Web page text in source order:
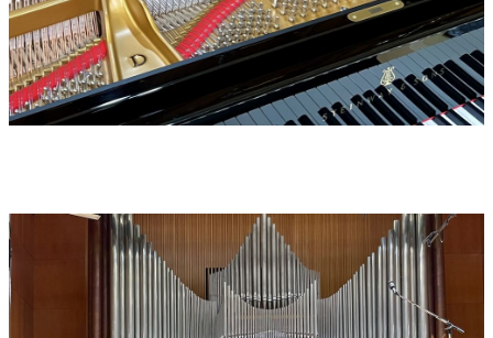
2025
CD-Titel:
MOVIE THEMES MADE IN GERMANY. WORKS BY ENJOTT
SCHNEIDER
Produced by Enjott Schneider - Executive Producer: Hubert Haas
Recorded:3.-7. February 2025 im Sendesaal des WDR Funkhaus
Köln
Eine Produktion des Westdeutschen Rundfunks WDR 2025
Auf ausgewählten Streaming Portalen gibt es ein Emersive
Mixing In Dolby Atmos,
by Christoph Terbuyken und David Schwager